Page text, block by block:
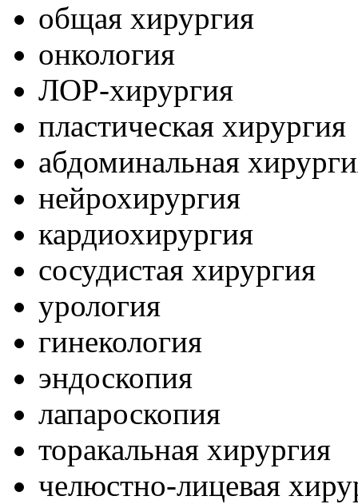
общая хирургия
онкология
ЛОР-хирургия
пластическая хирургия
абдоминальная
нейрохирургия
кардиохирургия
сосудистая хирургия
урология
гинекология
эндоскопия
лапароскопия
торакальная хирургия
челюстно-лицевая